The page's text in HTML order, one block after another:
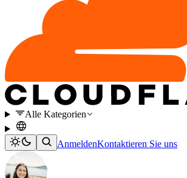
Alle Kategorien
AnmeldenKontaktieren Sie uns